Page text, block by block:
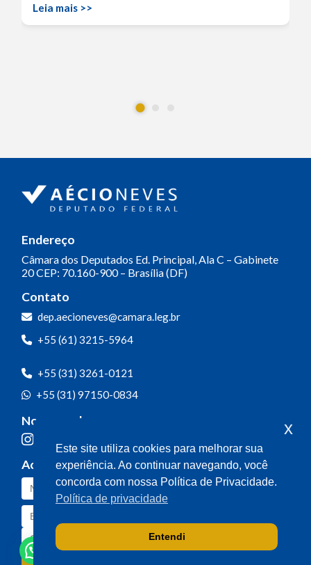
Leia mais >>
Endereço
Câmara dos Deputados Ed. Principal, Ala C – Gabinete
20CEP: 70.160-900 – Brasília (DF)
Contato
dep.aecioneves@camara.leg.br
+55 (61) 3215-5964
+55 (31) 3261-0121
+55 (31) 97150-0834
Nossas redes
Acompanhe o meu mandato
Este site utiliza cookies para melhorar sua
experiência. Ao continuar navegando, você
concorda com nossa Política de Privacidade.
Política de privacidade
Entendi
x